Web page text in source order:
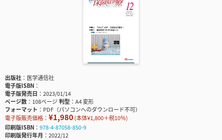
出版社
医学通信社
電子版ISBN
電子版発売日
2023/01/14
ページ数
108ページ判型
A4 変形
フォーマット
PDF（パソコンへのダウンロード不可）
電子版販売価格： ¥1,980(本体¥1,800＋税10％)
印刷版ISBN
978-4-87058-850-9
印刷版発行年月
2022/12